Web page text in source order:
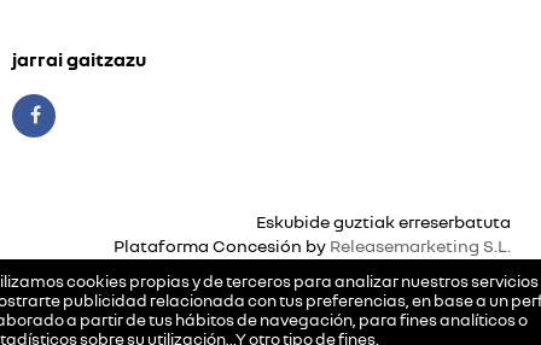
cookies propias y de terceros para analizar nuestros servicios
publicidad relacionada con tus preferencias, en base a un
a partir de tus hábitos de navegación, para fines analíticos o
sobre su utilización…Y otro tipo de fines.
jarrai gaitzazu
Eskubide guztiak erreserbatuta
Plataforma Concesión by Releasemarketing S.L.